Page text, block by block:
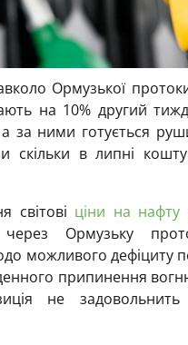
Ормузької
на 10% другий
за ними готується
скільки в липні
світові ціни на нафту
Ормузьку
можливого дефіциту
припинення
не